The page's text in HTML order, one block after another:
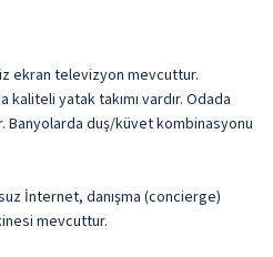
ekran televizyon mevcuttur.
kaliteli yatak takımı vardır. Odada
Banyolarda duş/küvet kombinasyonu
İnternet, danışma (concierge)
mevcuttur.